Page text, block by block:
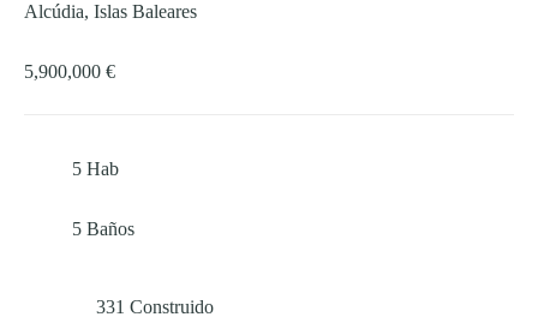
Alcúdia, Islas Baleares
5,900,000 €
5 Hab
5 Baños
331 Construido